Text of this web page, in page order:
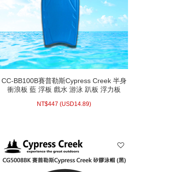
CC-BB100B賽普勒斯Cypress Creek 半身
衝浪板 藍 浮板 戲水 游泳 趴板 浮力板
NT$447 (USD14.89)